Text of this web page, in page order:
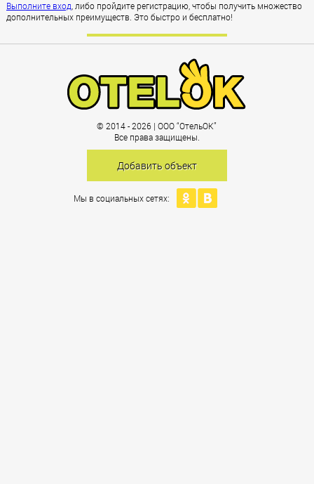
Выполните вход, либо пройдите регистрацию, чтобы получить множество
дополнительных преимуществ. Это быстро и бесплатно!
© 2014 - 2026 | ООО “ОтельОК”
Все права защищены.
Добавить объект
Мы в социальных сетях: